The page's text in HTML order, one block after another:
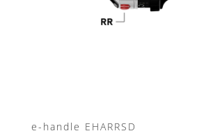
e-handle EHARRSD